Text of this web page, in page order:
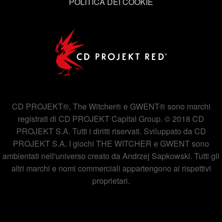
CD PROJEKT®, The Witcher® e GWENT® sono marchi
registrati di CD PROJEKT Capital Group. © 2018 CD
PROJEKT S.A. Tutti i diritti riservati. Sviluppato da CD
PROJEKT S.A. I giochi THE WITCHER e GWENT sono
ambientati nell'universo creato da Andrzej Sapkowski. Tutti gli
altri marchi e nomi commerciali appartengono ai rispettivi
proprietari.